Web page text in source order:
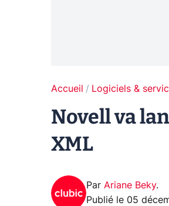
Accueil Logiciels &
Novell va
XML
Par Ariane Beky.
Publié le 05